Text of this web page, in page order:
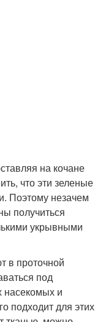
на кочане
что эти зеленые
Поэтому незачем
получиться
укрывными
в проточной
под
насекомых и
подходит для этих